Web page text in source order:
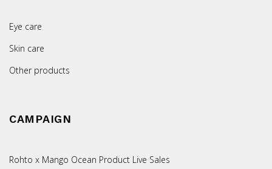
Eye care
Skin care
Other products
CAMPAIGN
Rohto x Mango Ocean Product Live Sales